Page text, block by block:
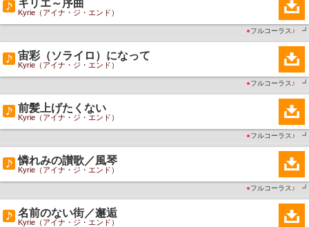
キリエ～序曲
Kyrie（アイナ・ジ・エンド）
●フルコーラス ♪ ┛
宙彩（ソライロ）になって
Kyrie（アイナ・ジ・エンド）
●フルコーラス ♪ ┛
前髪上げたくない
Kyrie（アイナ・ジ・エンド）
●フルコーラス ♪ ┛
憐れみの讃歌／風琴
Kyrie（アイナ・ジ・エンド）
●フルコーラス ♪ ┛
名前のない街／邂逅
Kyrie（アイナ・ジ・エンド）